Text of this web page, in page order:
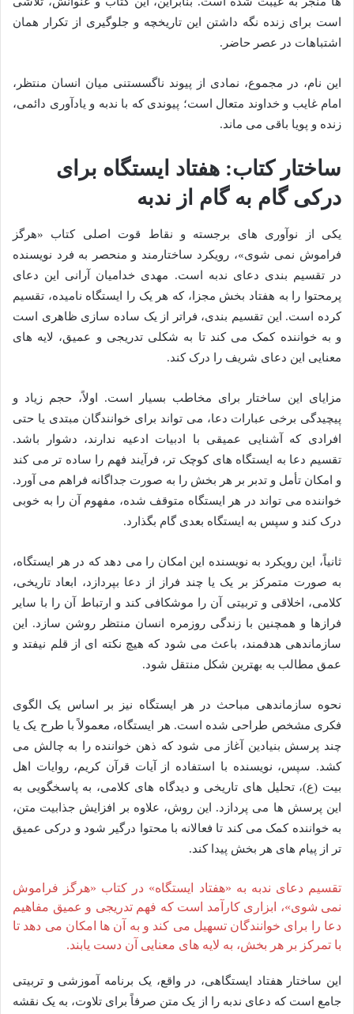
است برای زنده نگه داشتن این تاریخچه و جلوگیری از تکرار همان
اشتباهات در عصر حاضر.
این نام، در مجموع، نمادی از پیوند ناگسستنی میان انسان منتظر،
امام غایب و خداوند متعال است؛ پیوندی که با ندبه و یادآوری دائمی،
زنده و پویا باقی می ماند.
ساختار کتاب: هفتاد ایستگاه برای
درکی گام به گام از ندبه
یکی از نوآوری های برجسته و نقاط قوت اصلی کتاب «هرگز
فراموش نمی شوی»، رویکرد ساختارمند و منحصر به فرد نویسنده
در تقسیم بندی دعای ندبه است. مهدی خدامیان آرانی این دعای
پرمحتوا را به هفتاد بخش مجزا، که هر یک را ایستگاه نامیده، تقسیم
کرده است. این تقسیم بندی، فراتر از یک ساده سازی ظاهری است
و به خواننده کمک می کند تا به شکلی تدریجی و عمیق، لایه های
معنایی این دعای شریف را درک کند.
مزایای این ساختار برای مخاطب بسیار است. اولاً، حجم زیاد و
پیچیدگی برخی عبارات دعا، می تواند برای خوانندگان مبتدی یا حتی
افرادی که آشنایی عمیقی با ادبیات ادعیه ندارند، دشوار باشد.
تقسیم دعا به ایستگاه های کوچک تر، فرآیند فهم را ساده تر می کند
و امکان تأمل و تدبر بر هر بخش را به صورت جداگانه فراهم می آورد.
خواننده می تواند در هر ایستگاه متوقف شده، مفهوم آن را به خوبی
درک کند و سپس به ایستگاه بعدی گام بگذارد.
ثانیاً، این رویکرد به نویسنده این امکان را می دهد که در هر ایستگاه،
به صورت متمرکز بر یک یا چند فراز از دعا بپردازد، ابعاد تاریخی،
کلامی، اخلاقی و تربیتی آن را موشکافی کند و ارتباط آن را با سایر
فرازها و همچنین با زندگی روزمره انسان منتظر روشن سازد. این
سازماندهی هدفمند، باعث می شود که هیچ نکته ای از قلم نیفتد و
عمق مطالب به بهترین شکل منتقل شود.
نحوه سازماندهی مباحث در هر ایستگاه نیز بر اساس یک الگوی
فکری مشخص طراحی شده است. هر ایستگاه، معمولاً با طرح یک یا
چند پرسش بنیادین آغاز می شود که ذهن خواننده را به چالش می
کشد. سپس، نویسنده با استفاده از آیات قرآن کریم، روایات اهل
بیت (ع)، تحلیل های تاریخی و دیدگاه های کلامی، به پاسخگویی به
این پرسش ها می پردازد. این روش، علاوه بر افزایش جذابیت متن،
به خواننده کمک می کند تا فعالانه با محتوا درگیر شود و درکی عمیق
تر از پیام های هر بخش پیدا کند.
تقسیم دعای ندبه به «هفتاد ایستگاه» در کتاب «هرگز فراموش
نمی شوی»، ابزاری کارآمد است که فهم تدریجی و عمیق مفاهیم
دعا را برای خوانندگان تسهیل می کند و به آن ها امکان می دهد تا
با تمرکز بر هر بخش، به لایه های معنایی آن دست یابند.
این ساختار هفتاد ایستگاهی، در واقع، یک برنامه آموزشی و تربیتی
جامع است که دعای ندبه را از یک متن صرفاً برای تلاوت، به یک نقشه